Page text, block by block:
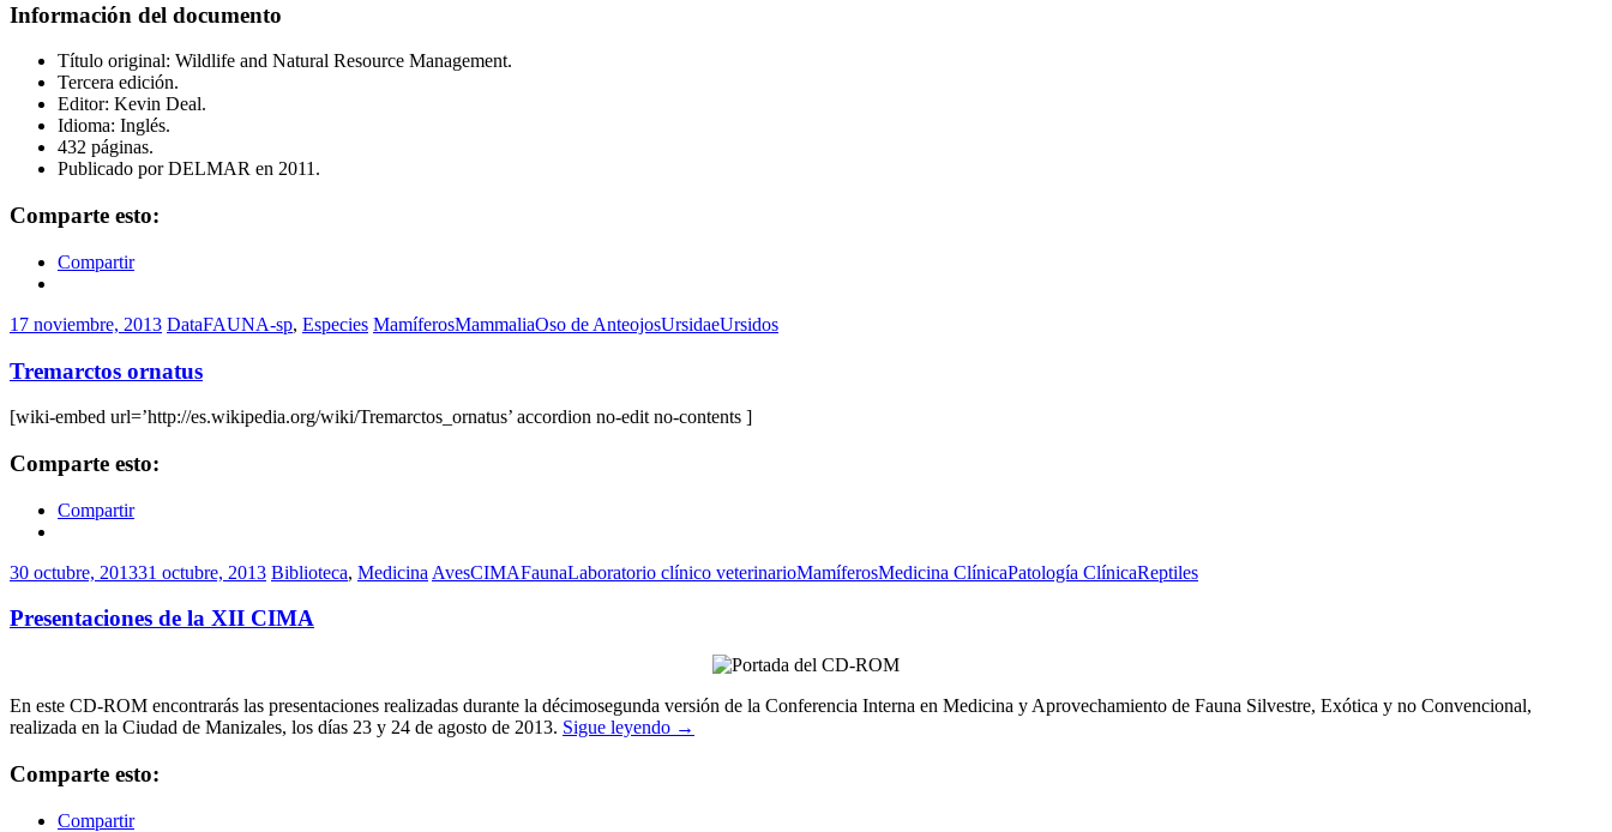
Información del documento
Título original: Wildlife and Natural Resource Management.
Tercera edición.
Editor: Kevin Deal.
Idioma: Inglés.
432 páginas.
Publicado por DELMAR en 2011.
Comparte esto:
Compartir
17 noviembre, 2013 DataFAUNA-sp, Especies MamíferosMammaliaOso de AnteojosUrsidaeUrsidos
Tremarctos ornatus
[wiki-embed url=’http://es.wikipedia.org/wiki/Tremarctos_ornatus’ accordion no-edit no-contents ]
Comparte esto:
Compartir
30 octubre, 201331 octubre, 2013 Biblioteca, Medicina AvesCIMAFaunaLaboratorio clínico veterinarioMamíferosMedicina ClínicaPatología ClínicaReptiles
Presentaciones de la XII CIMA
En este CD-ROM encontrarás las presentaciones realizadas durante la décimosegunda versión de la Conferencia Interna en Medicina y Aprovechamiento de Fauna Silvestre, Exótica y no Convencional,
realizada en la Ciudad de Manizales, los días 23 y 24 de agosto de 2013. Sigue leyendo →
Comparte esto:
Compartir